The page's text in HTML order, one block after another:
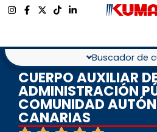
Buscador de
CUERPO AUXILIAR
ADMINISTRACIÓN
COMUNIDAD
CANARIAS